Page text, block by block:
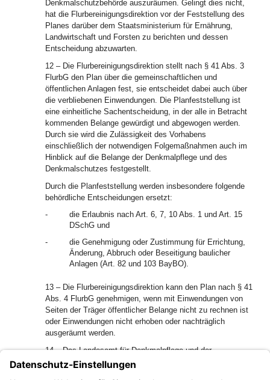
Denkmalschutzbehörde auszuräumen. Gelingt dies nicht,
hat die Flurbereinigungsdirektion vor der Feststellung des
Planes darüber dem Staatsministerium für Ernährung,
Landwirtschaft und Forsten zu berichten und dessen
Entscheidung abzuwarten.
12 – Die Flurbereinigungsdirektion stellt nach § 41 Abs. 3
FlurbG den Plan über die gemeinschaftlichen und
öffentlichen Anlagen fest, sie entscheidet dabei auch über
die verbliebenen Einwendungen. Die Planfeststellung ist
eine einheitliche Sachentscheidung, in der alle in Betracht
kommenden Belange gewürdigt und abgewogen werden.
Durch sie wird die Zulässigkeit des Vorhabens
einschließlich der notwendigen Folgemaßnahmen auch im
Hinblick auf die Belange der Denkmalpflege und des
Denkmalschutzes festgestellt.
Durch die Planfeststellung werden insbesondere folgende
behördliche Entscheidungen ersetzt:
-
die Erlaubnis nach Art. 6, 7, 10 Abs. 1 und Art. 15
DSchG und
-
die Genehmigung oder Zustimmung für Errichtung,
Änderung, Abbruch oder Beseitigung baulicher
Anlagen (Art. 82 und 103 BayBO).
13 – Die Flurbereinigungsdirektion kann den Plan nach § 41
Abs. 4 FlurbG genehmigen, wenn mit Einwendungen von
Seiten der Träger öffentlicher Belange nicht zu rechnen ist
oder Einwendungen nicht erhoben oder nachträglich
ausgeräumt werden.
14 – Das Landesamt für Denkmalpflege und der
Heimatpfleger werden von der Flurbereinigungsdirektion
durch Übersendung eines Abdruckes des Beschlusstextes